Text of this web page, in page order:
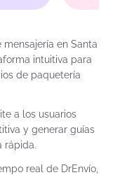
en Santa
intuitiva para
de paquetería
a los usuarios
y generar guías
rápida.
real de DrEnvío,